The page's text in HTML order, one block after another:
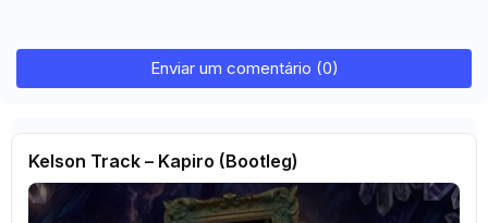
Enviar um comentário (0)
Kelson Track – Kapiro (Bootleg)